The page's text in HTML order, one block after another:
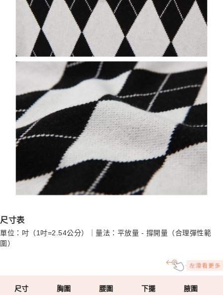
尺寸表
單位：吋（1吋=2.54公分）｜量法：平放量 - 撐開量（合理彈性範
圍）
尺寸 胸圍 腰圍 下擺 腋圍